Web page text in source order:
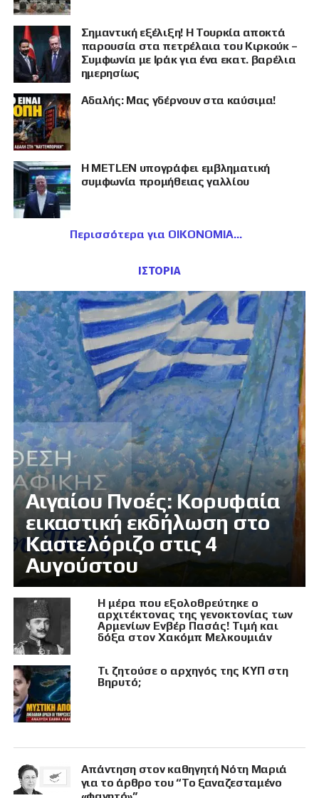
Σημαντική εξέλιξη! Η Τουρκία αποκτά
παρουσία στα πετρέλαια του Κιρκούκ –
Συμφωνία με Ιράκ για ένα εκατ. βαρέλια
ημερησίως
Αδαλής: Μας γδέρνουν στα καύσιμα!
Η METLEN υπογράφει εμβληματική
συμφωνία προμήθειας γαλλίου
Περισσότερα για ΟΙΚΟΝΟΜΙΑ
ΙΣΤΟΡΙΑ
Αιγαίου Πνοές: Κορυφαία
εικαστική εκδήλωση στο
Καστελόριζο στις 4
Αυγούστου
Η μέρα που εξολοθρεύτηκε ο
αρχιτέκτονας της γενοκτονίας των
Αρμενίων Ενβέρ Πασάς! Τιμή και
δόξα στον Χακόμπ Μελκουμιάν
Τι ζητούσε ο αρχηγός της ΚΥΠ στη
Βηρυτό;
Απάντηση στον καθηγητή Νότη Μαριά
για το άρθρο του “Το ξαναζεσταμένο